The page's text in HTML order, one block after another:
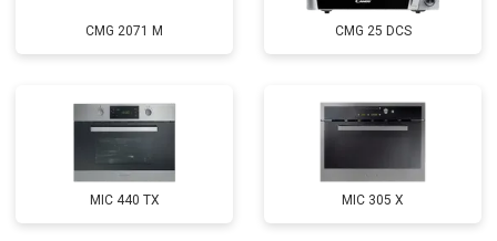
CMG 2071 M CMG 25 DCS
MIC 440 TX MIC 305 X